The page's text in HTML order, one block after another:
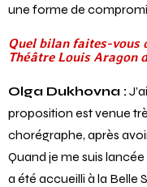
une forme de
Quel bilan faites-vous
Théâtre Louis Aragon
Olga Dukhovna :
proposition est venue
chorégraphe, après
Quand je me suis
a été accueilli à la Belle